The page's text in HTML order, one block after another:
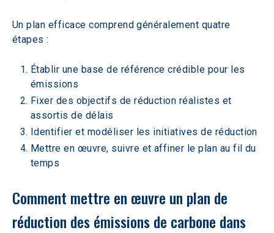
Un plan efficace comprend généralement quatre
étapes :
Établir une base de référence crédible pour les
émissions
Fixer des objectifs de réduction réalistes et
assortis de délais
Identifier et modéliser les initiatives de réduction
Mettre en œuvre, suivre et affiner le plan au fil du
temps
Comment mettre en œuvre un plan de
réduction des émissions de carbone dans